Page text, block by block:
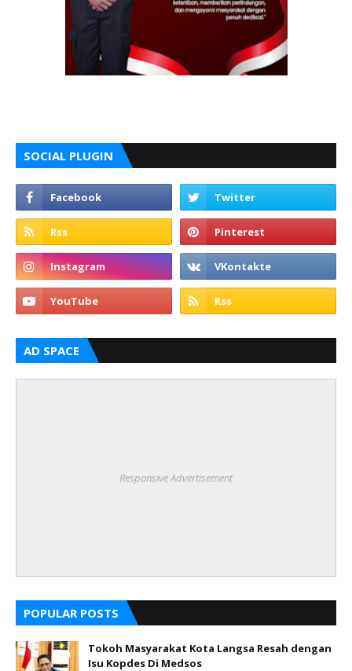
SOCIAL PLUGIN
AD SPACE
Responsive Advertisement
POPULAR POSTS
Tokoh Masyarakat Kota Langsa Resah dengan
Isu Kopdes Di Medsos